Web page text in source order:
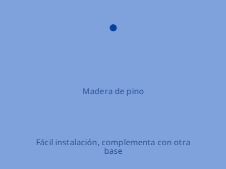
Madera de pino
Fácil instalación, complementa con otra
base